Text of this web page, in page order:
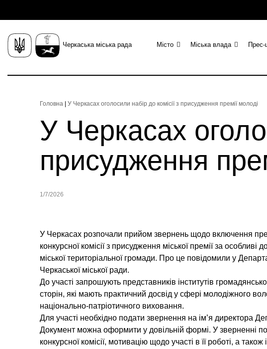
Черкаська міська рада Місто Міська влада Прес-
Головна У Черкасах оголосили набір до комісії з присудження премії молоді
У Черкасах
присудження
1/7/2026
У Черкасах розпочали прийом звернень щодо включення
конкурсної комісії з присудження міської премії за особливі
міської територіальної громади. Про це повідомили у
Черкаської міської ради.
До участі запрошують представників інститутів
сторін, які мають практичний досвід у сфері молодіжного
національно-патріотичного виховання.
Для участі необхідно подати звернення на ім’я директора
Документ можна оформити у довільній формі. У зверненні
конкурсної комісії, мотивацію щодо участі в її роботі, а